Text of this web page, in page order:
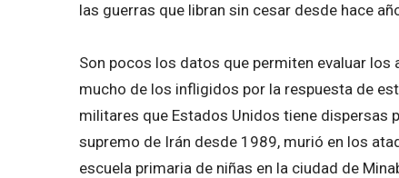
las guerras que libran sin cesar desde hace
Son pocos los datos que permiten evaluar
mucho de los infligidos por la respuesta de
militares que Estados Unidos tiene dispersas
supremo de Irán desde 1989, murió en los
escuela primaria de niñas en la ciudad de